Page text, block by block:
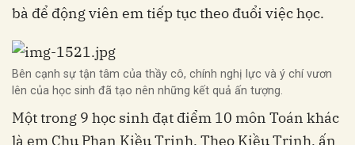
bà để động viên em tiếp tục theo đuổi việc học.
Bên cạnh sự tận tâm của thầy cô, chính nghị lực và ý chí vươn
lên của học sinh đã tạo nên những kết quả ấn tượng.
Một trong 9 học sinh đạt điểm 10 môn Toán khác
là em Chu Phan Kiều Trinh. Theo Kiều Trinh, ấn